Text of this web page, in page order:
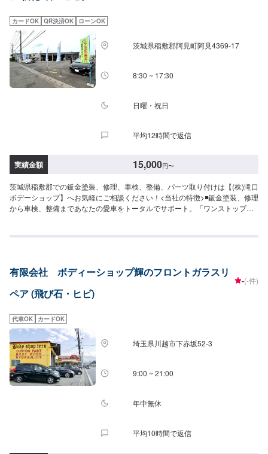
カードOK QR決済OK ローンOK
茨城県稲敷郡阿見町阿見4369-17
8:30 ~ 17:30
日曜・祝日
平均12時間で返信
実績金額 15,000円〜
茨城県稲敷郡での鈑金塗装、修理、車検、整備、パーツ取り付けは【(株)滝口
ボデーショップ】へお気軽にご相談ください！<当社の特徴>◾鈑金塗装、修理
から車検、整備まであなたの愛車をトータルでサポート。「ワンストップ」
んでもお問い合わせください。◾プロの熟練の技が納得の仕上がりをお約束。
質への絶対の自信。とにかく安心してお任せください。<ご希望と条件に応じ
たパーソナルメニューを提案！>「技術的なクオリティの提供はもちろん、お
客様目線での最善のメニューと車輌価値をできる限り下げない処理をいかに
のニーズや条件に確実に応えることにこだわります。【1】オファーにてお問
い合わせ【2】お見積り【3】お見積りにご納得いただければ作業開始【4】
仕上がり次第納車-----納期について-----納期は通常1日～2日程度で納車となり
ます。(要相談)納期は前後する場合がございます。予めご了承ください。-----
ご来店時の注意、受付方法-----入庫の際はお気をつけてお越しください。駐車
スペースは事務所前の空いているスペースに駐車してください。受付はスタ
ッフへ「メンテモで予約しました」とお伝えください。ご案内いたします。
有限会社 ボディーショップ輝のフロントガラスリ
ペア (飛び石・ヒビ)
-(-件)
代車OK カードOK
埼玉県川越市下赤坂52‐3
9:00 ~ 21:00
年中無休
平均10時間で返信